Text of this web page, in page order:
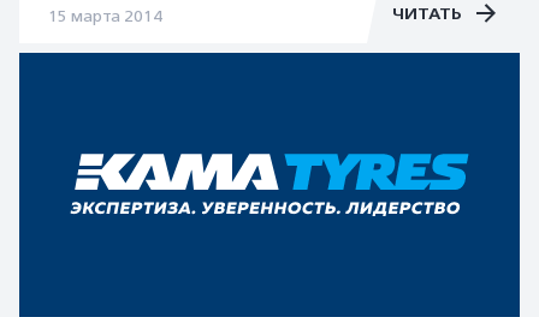
15 марта 2014 ЧИТАТЬ